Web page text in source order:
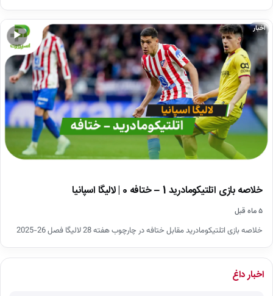
▶
اخبار
خلاصه بازی اتلتیکومادرید 1 – ختافه 0 | لالیگا اسپانیا
۵ ماه قبل
خلاصه بازی اتلتیکومادرید مقابل ختافه در چارچوب هفته 28 لالیگا فصل 26-2025
اخبار داغ